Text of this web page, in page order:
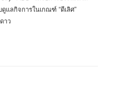
แลกิจการในเกณฑ์ “ดีเลิศ”
าว